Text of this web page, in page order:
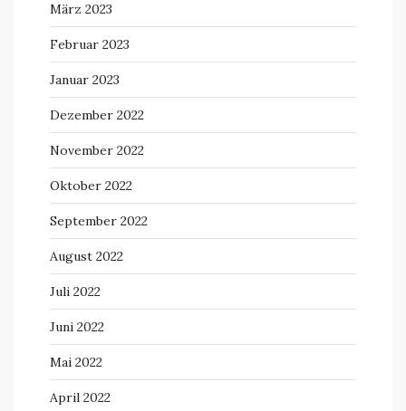
März 2023
Februar 2023
Januar 2023
Dezember 2022
November 2022
Oktober 2022
September 2022
August 2022
Juli 2022
Juni 2022
Mai 2022
April 2022